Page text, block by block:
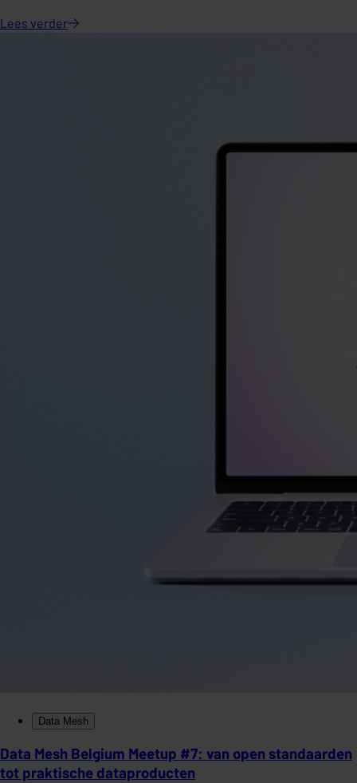
Lees verder
Data Mesh
Data Mesh Belgium Meetup #7: van open standaarden
tot praktische dataproducten